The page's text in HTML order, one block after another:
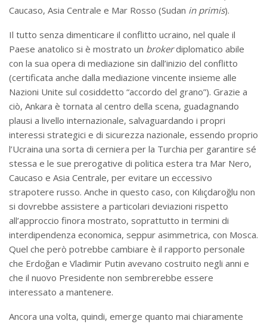
Caucaso, Asia Centrale e Mar Rosso (Sudan in primis).
Il tutto senza dimenticare il conflitto ucraino, nel quale il
Paese anatolico si è mostrato un brokerdiplomatico abile
con la sua opera di mediazione sin dall’inizio del conflitto
(certificata anche dalla mediazione vincente insieme alle
Nazioni Unite sul cosiddetto “accordo del grano”). Grazie a
ciò, Ankara è tornata al centro della scena, guadagnando
plausi a livello internazionale, salvaguardando i propri
interessi strategici e di sicurezza nazionale, essendo proprio
l’Ucraina una sorta di cerniera per la Turchia per garantire sé
stessa e le sue prerogative di politica estera tra Mar Nero,
Caucaso e Asia Centrale, per evitare un eccessivo
strapotere russo. Anche in questo caso, con Kılıçdaroğlu non
si dovrebbe assistere a particolari deviazioni rispetto
all’approccio finora mostrato, soprattutto in termini di
interdipendenza economica, seppur asimmetrica, con Mosca.
Quel che però potrebbe cambiare è il rapporto personale
che Erdoğan e Vladimir Putin avevano costruito negli anni e
che il nuovo Presidente non sembrerebbe essere
interessato a mantenere.
Ancora una volta, quindi, emerge quanto mai chiaramente